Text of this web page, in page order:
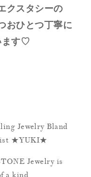
クスタシーの
おひとつ丁寧に
ます♡
Jewelry Bland
★YUKI★
Jewelry is